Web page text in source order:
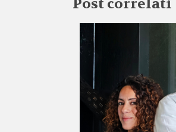
Post correlati